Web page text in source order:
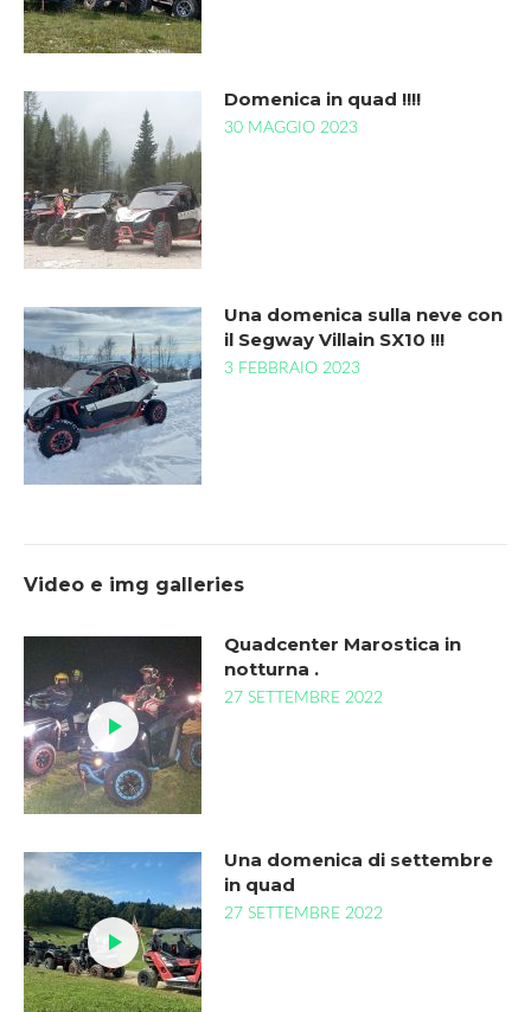
Domenica in quad !!!!
30 MAGGIO 2023
Una domenica sulla neve con
il Segway Villain SX10 !!!
3 FEBBRAIO 2023
Video e img galleries
Quadcenter Marostica in
notturna .
27 SETTEMBRE 2022
Una domenica di settembre
in quad
27 SETTEMBRE 2022